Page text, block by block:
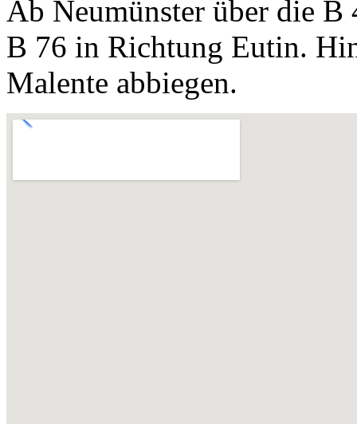
Ab Neumünster über die
B 76 in Richtung Eutin.
Malente abbiegen.